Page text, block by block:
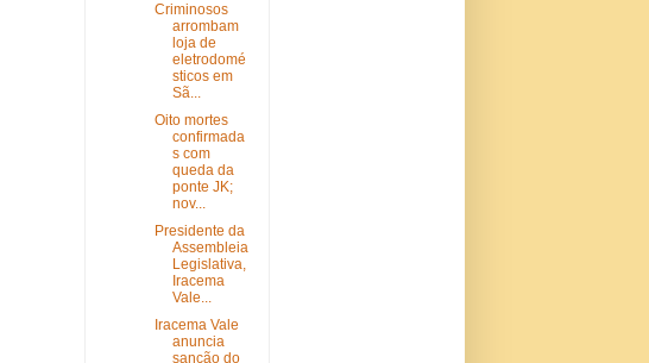
Criminosos
arrombam
loja de
eletrodomé
sticos em
Sã...
Oito mortes
confirmada
s com
queda da
ponte JK;
nov...
Presidente da
Assembleia
Legislativa,
Iracema
Vale...
Iracema Vale
anuncia
sanção do